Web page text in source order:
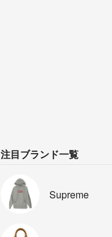
注目ブランド一覧
Supreme